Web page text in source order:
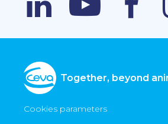
Together, beyond
Cookies parameters